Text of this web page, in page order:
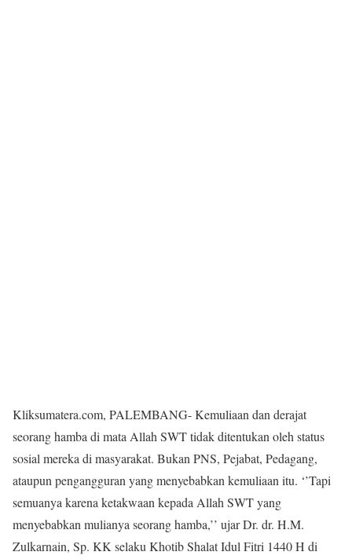
Kliksumatera.com, PALEMBANG- Kemuliaan dan derajat
seorang hamba di mata Allah SWT tidak ditentukan oleh status
sosial mereka di masyarakat. Bukan PNS, Pejabat, Pedagang,
ataupun pengangguran yang menyebabkan kemuliaan itu. ‘’Tapi
semuanya karena ketakwaan kepada Allah SWT yang
menyebabkan mulianya seorang hamba,’’ ujar Dr. dr. H.M.
Zulkarnain, Sp. KK selaku Khotib Shalat Idul Fitri 1440 H di